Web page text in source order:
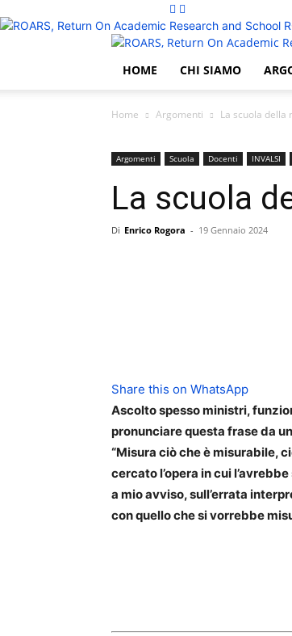
HOME CHI SIAMO
Home Argomenti La scuola della
Argomenti Scuola Docenti INVALSI
La scuola
Di Enrico Rogora - 19 Gennaio 2024
Share this on WhatsApp
Ascolto spesso ministri,
pronunciare questa frase da
“Misura ciò che è misurabile,
cercato l’opera in cui
a mio avviso, sull’errata
con quello che si vorrebbe